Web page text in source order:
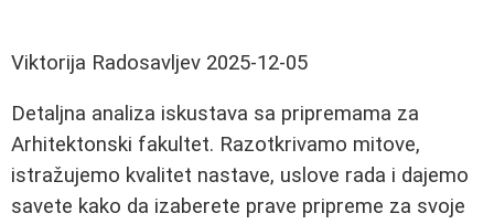
Viktorija Radosavljev 2025-12-05
Detaljna analiza iskustava sa pripremama za
Arhitektonski fakultet. Razotkrivamo mitove,
istražujemo kvalitet nastave, uslove rada i dajemo
savete kako da izaberete prave pripreme za svoje